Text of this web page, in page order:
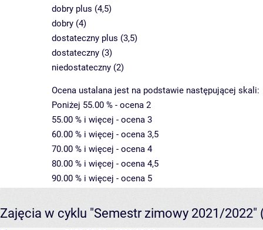
dobry plus (4,5)
dobry (4)
dostateczny plus (3,5)
dostateczny (3)
niedostateczny (2)
Ocena ustalana jest na podstawie następującej skali:
Poniżej 55.00 % - ocena 2
55.00 % i więcej - ocena 3
60.00 % i więcej - ocena 3,5
70.00 % i więcej - ocena 4
80.00 % i więcej - ocena 4,5
90.00 % i więcej - ocena 5
Zajęcia w cyklu "Semestr zimowy 2021/2022"